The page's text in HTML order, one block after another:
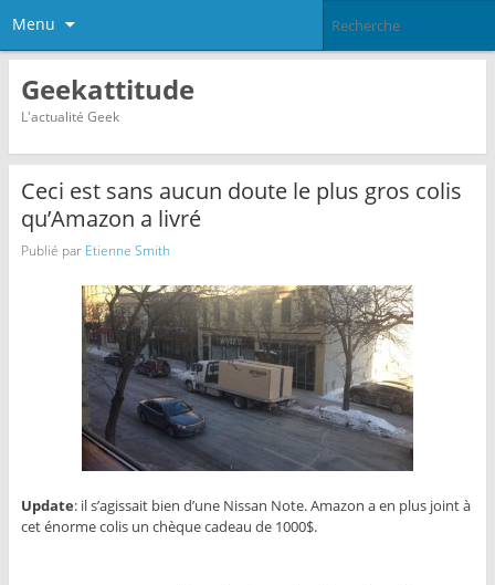
Menu
Geekattitude
L'actualité Geek
Ceci est sans aucun doute le plus gros colis
qu’Amazon a livré
Publié par Etienne Smith
Update: il s’agissait bien d’une Nissan Note. Amazon a en plus joint à
cet énorme colis un chèque cadeau de 1000$.